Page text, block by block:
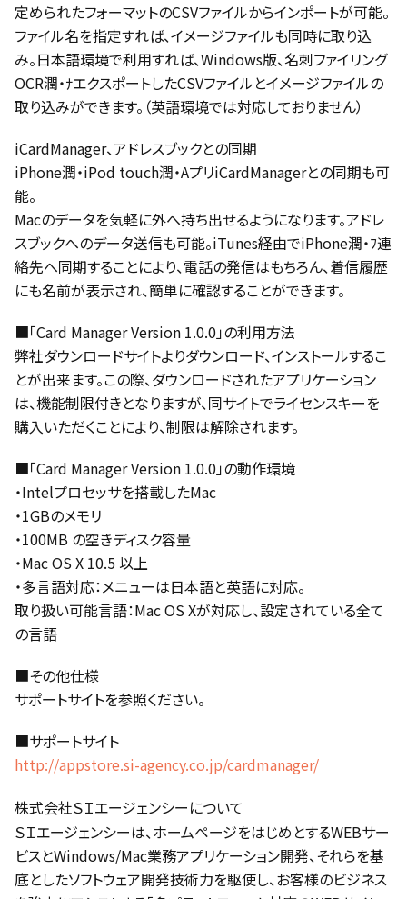
定められたフォーマットのCSVファイルからインポートが可能。
ファイル名を指定すれば、イメージファイルも同時に取り込
み。日本語環境で利用すれば、Windows版、名刺ファイリング
OCR潤・ﾅエクスポートしたCSVファイルとイメージファイルの
取り込みができます。（英語環境では対応しておりません）
iCardManager、アドレスブックとの同期
iPhone潤・iPod touch潤・AプリiCardManagerとの同期も可
能。
Macのデータを気軽に外へ持ち出せるようになります。アドレ
スブックへのデータ送信も可能。iTunes経由でiPhone潤・ﾌ連
絡先へ同期することにより、電話の発信はもちろん、着信履歴
にも名前が表示され、簡単に確認することができます。
■「Card Manager Version 1.0.0」の利用方法
弊社ダウンロードサイトよりダウンロード、インストールするこ
とが出来ます。この際、ダウンロードされたアプリケーション
は、機能制限付きとなりますが、同サイトでライセンスキーを
購入いただくことにより、制限は解除されます。
■「Card Manager Version 1.0.0」の動作環境
・Intelプロセッサを搭載したMac
・1GBのメモリ
・100MB の空きディスク容量
・Mac OS X 10.5 以上
・多言語対応：メニューは日本語と英語に対応。
取り扱い可能言語：Mac OS Xが対応し、設定されている全て
の言語
■その他仕様
サポートサイトを参照ください。
■サポートサイト
http://appstore.si-agency.co.jp/cardmanager/
株式会社ＳＩエージェンシーについて
ＳＩエージェンシーは、ホームページをはじめとするWEBサー
ビスとWindows/Mac業務アプリケーション開発、それらを基
底としたソフトウェア開発技術力を駆使し、お客様のビジネス